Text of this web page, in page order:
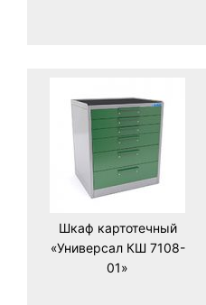
Шкаф картотечный
«Универсал КШ 7108-
01»